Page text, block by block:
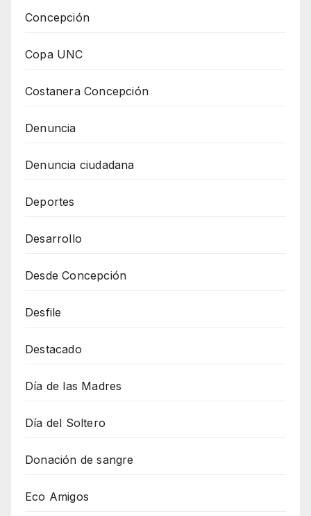
Concepción
Copa UNC
Costanera Concepción
Denuncia
Denuncia ciudadana
Deportes
Desarrollo
Desde Concepción
Desfile
Destacado
Día de las Madres
Día del Soltero
Donación de sangre
Eco Amigos